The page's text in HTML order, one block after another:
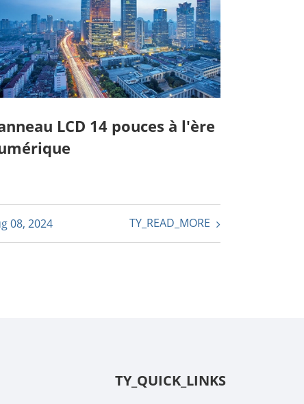
LCD 14 pouces à l'ère
08, 2024 TY_READ_MORE
TY_QUICK_LINKS